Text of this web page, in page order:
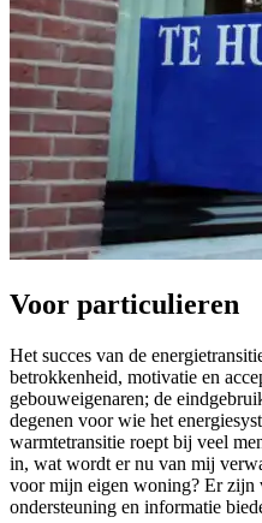
Voor particulieren
Het succes van de
betrokkenheid, motivatie en
gebouweigenaren; de
degenen voor wie het
warmtetransitie roept bij veel
in, wat wordt er nu van mij
voor mijn eigen woning? Er zijn
ondersteuning en informatie